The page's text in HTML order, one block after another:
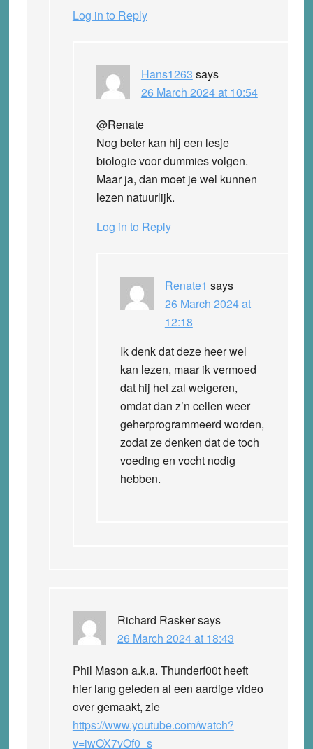
Log in to Reply
Hans1263 says
26 March 2024 at 10:54
@Renate
Nog beter kan hij een lesje
biologie voor dummies volgen.
Maar ja, dan moet je wel kunnen
lezen natuurlijk.
Log in to Reply
Renate1 says
26 March 2024 at
12:18
Ik denk dat deze heer wel
kan lezen, maar ik vermoed
dat hij het zal weigeren,
omdat dan z’n cellen weer
geherprogrammeerd worden,
zodat ze denken dat de toch
voeding en vocht nodig
hebben.
Richard Raskersays
26 March 2024 at 18:43
Phil Mason a.k.a. Thunderf00t heeft
hier lang geleden al een aardige video
over gemaakt, zie
https://www.youtube.com/watch?
v=iwOX7vOf0_s